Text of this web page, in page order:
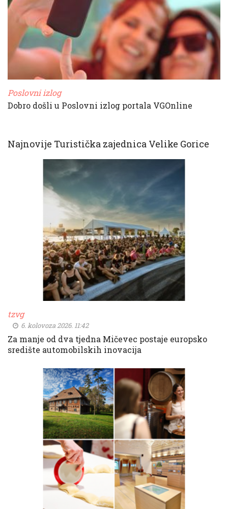
Poslovni izlog
Dobro došli u Poslovni izlog portala VGOnline
Najnovije Turistička zajednica Velike Gorice
tzvg
6. kolovoza 2026. 11:42
Za manje od dva tjedna Mičevec postaje europsko
središte automobilskih inovacija